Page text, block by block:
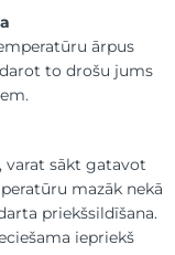
ārpus
to drošu jums
varat sākt gatavot
mazāk nekā
priekšsildīšana.
iepriekš